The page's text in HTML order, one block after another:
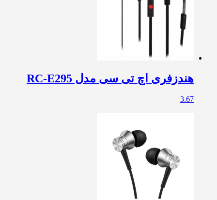
هندزفری اچ تی سی مدل RC-E295
3.67